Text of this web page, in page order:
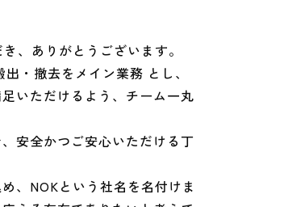
、ありがとうございます。
・撤去をメイン業務 とし、
いただけるよう、チーム一丸
安全かつご安心いただける丁
、NOKという社名を名付けま